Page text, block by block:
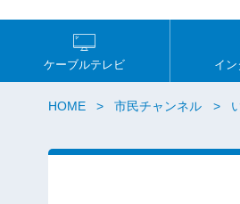
ケーブルテレビ イン
HOME 市民チャンネル